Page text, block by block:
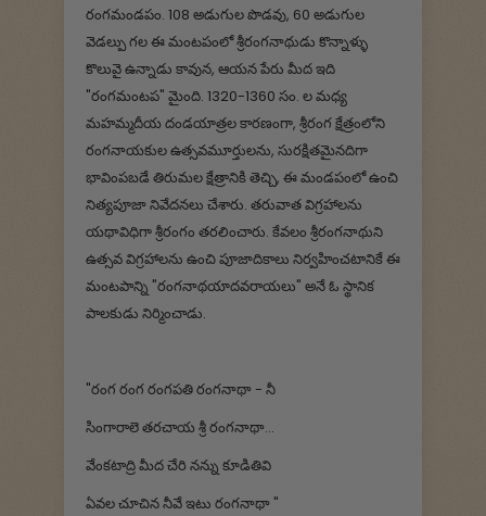
రంగమండపం. 108 అడుగుల పొడవు, 60 అడుగుల
వెడల్పు గల ఈ మంటపంలో శ్రీరంగనాథుడు కొన్నాళ్ళు
కొలువై ఉన్నాడు కావున, ఆయన పేరు మీద ఇది
"రంగమంటప" మైంది. 1320-1360 సం. ల మధ్య
మహమ్మదీయ దండయాత్రల కారణంగా, శ్రీరంగ క్షేత్రంలోని
రంగనాయకుల ఉత్సవమూర్తులను, సురక్షితమైనదిగా
భావింపబడే తిరుమల క్షేత్రానికి తెచ్చి, ఈ మండపంలో ఉంచి
నిత్యపూజా నివేదనలు చేశారు. తరువాత విగ్రహాలను
యథావిధిగా శ్రీరంగం తరలించారు. కేవలం శ్రీరంగనాథుని
ఉత్సవ విగ్రహాలను ఉంచి పూజాదికాలు నిర్వహించటానికే ఈ
మంటపాన్ని "రంగనాథయాదవరాయలు" అనే ఓ స్థానిక
పాలకుడు నిర్మించాడు.
"రంగ రంగ రంగపతి రంగనాథా - నీ
సింగారాలె తరచాయ శ్రీ రంగనాథా...
వేంకటాద్రి మీద చేరి నన్ను కూడితివి
ఏవల చూచిన నీవే ఇటు రంగనాథా "